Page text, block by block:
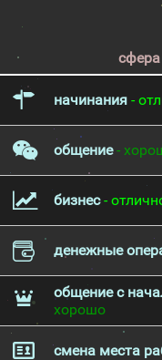
начинания -
общение-
бизнес-
денежные
общение с
хорошо
смена места